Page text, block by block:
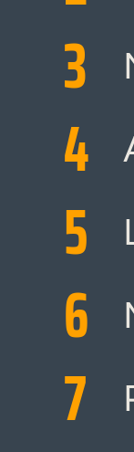
3
4
5
6
7